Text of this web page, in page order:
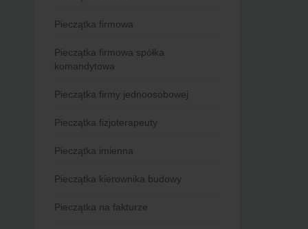
Pieczątka firmowa
Pieczątka firmowa spółka
komandytowa
Pieczątka firmy jednoosobowej
Pieczątka fizjoterapeuty
Pieczątka imienna
Pieczątka kierownika budowy
Pieczątka na fakturze